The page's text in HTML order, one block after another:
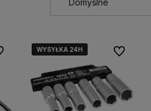
ulubionychWYSYŁKA 24H
WYSYŁKA 24H
WYSYŁKA 24H Do